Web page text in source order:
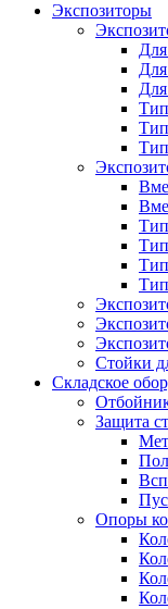
Экспозиторы
Стойки
Складское
Защита
Опоры